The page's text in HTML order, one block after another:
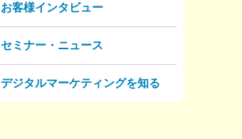
お客様インタビュー
セミナー・ニュース
デジタルマーケティングを知る